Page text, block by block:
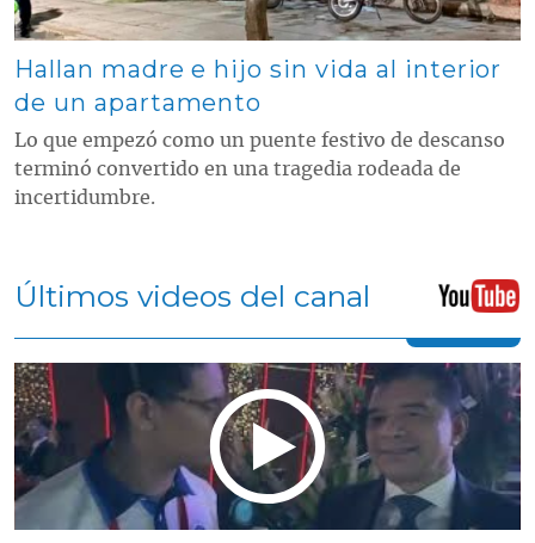
Hallan madre e hijo sin vida al interior
de un apartamento
Lo que empezó como un puente festivo de descanso
terminó convertido en una tragedia rodeada de
incertidumbre.
Últimos videos del canal